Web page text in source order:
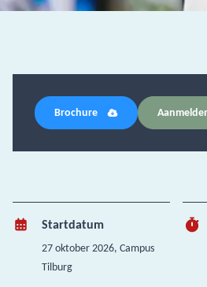
Brochure
Startdatum
27 oktober 2026, Campus
Tilburg